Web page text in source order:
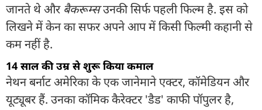
जानते थे और बैकरूम्सउनकी सिर्फ पहली फिल्म है. इस को
लिखने में केन का सफर अपने आप में किसी फिल्मी कहानी से
कम नहीं है.
14 साल की उम्र से शुरू किया कमाल
नेथन बर्नाट अमेरिका के एक जानेमाने एक्टर, कॉमेडियन और
यूट्यूबर हैं. उनका कॉमिक कैरेक्टर 'डैड' काफी पॉपुलर है,